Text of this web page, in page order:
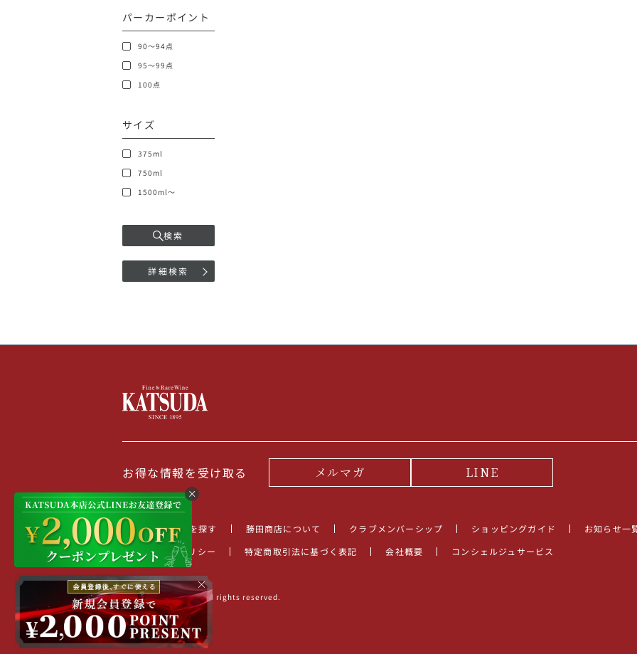
パーカーポイント
90～94点
95～99点
100点
サイズ
375ml
750ml
1500ml～
検索
詳細検索
×
お得な情報を受け取る メルマガ LINE
TOP 商品を探す 勝田商店について クラブメンバーシップ ショッピングガイド お知らせ一
プライバシーポリシー
特定商取引法に基づく表記 会社概要 コンシェルジュサービス
©2022 KATSUDA.inc All rights reserved.